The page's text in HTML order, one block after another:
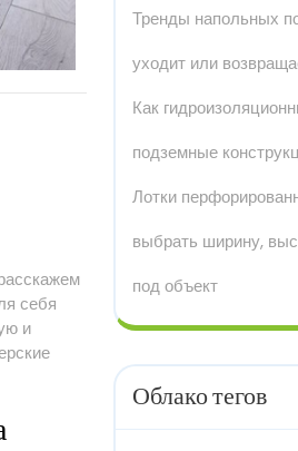
себя
и
Тренды напольных
уходит или
Как
подземные
Лотки
выбрать ширину,
под объект
Облако тегов